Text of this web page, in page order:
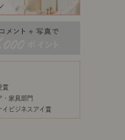
賞
・家具部門
イビジネスアイ賞